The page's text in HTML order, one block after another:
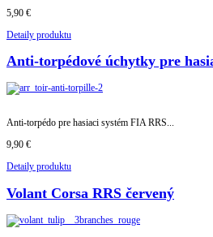
5,90 €
Detaily produktu
Anti-torpédové úchytky pre
Anti-torpédo pre hasiaci systém FIA RRS...
9,90 €
Detaily produktu
Volant Corsa RRS červený